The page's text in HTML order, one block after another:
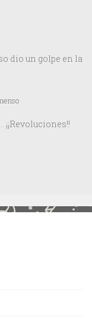
dio un golpe en la